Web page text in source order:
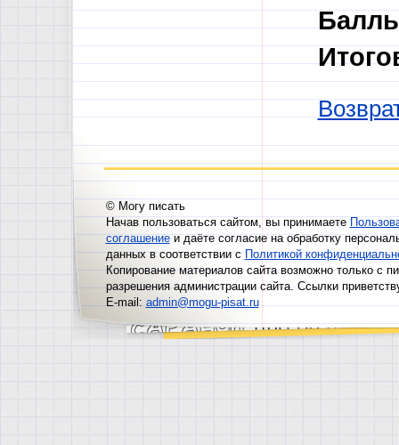
© Могу писать
Начав пользоваться сайтом, вы принимаете
соглашениеи даёте согласие на обработку
данных в соответствии сПолитикой
Копирование материалов сайта возможно только с
разрешения администрации сайта. Ссылки
E-mail:admin@mogu-pisat.ru